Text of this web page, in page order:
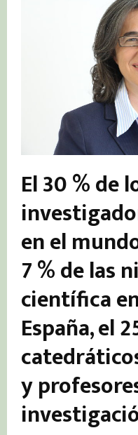
El 30 % de
en el
7 % de las
científica
España, el
y